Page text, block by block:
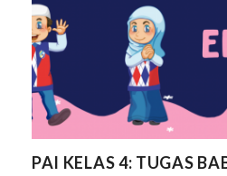
PAI KELAS 4: TUGAS